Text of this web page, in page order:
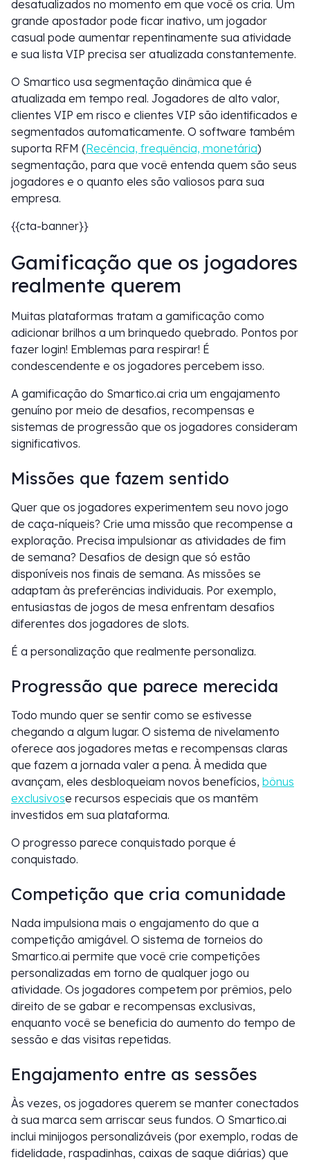
desatualizados no momento em que você os cria. Um
grande apostador pode ficar inativo, um jogador
casual pode aumentar repentinamente sua atividade
e sua lista VIP precisa ser atualizada constantemente.
O Smartico usa segmentação dinâmica que é
atualizada em tempo real. Jogadores de alto valor,
clientes VIP em risco e clientes VIP são identificados e
segmentados automaticamente. O software também
suporta RFM (Recência, frequência, monetária)
segmentação, para que você entenda quem são seus
jogadores e o quanto eles são valiosos para sua
empresa.
{{cta-banner}}
Gamificação que os jogadores
realmente querem
Muitas plataformas tratam a gamificação como
adicionar brilhos a um brinquedo quebrado. Pontos por
fazer login! Emblemas para respirar! É
condescendente e os jogadores percebem isso.
A gamificação do Smartico.ai cria um engajamento
genuíno por meio de desafios, recompensas e
sistemas de progressão que os jogadores consideram
significativos.
Missões que fazem sentido
Quer que os jogadores experimentem seu novo jogo
de caça-níqueis? Crie uma missão que recompense a
exploração. Precisa impulsionar as atividades de fim
de semana? Desafios de design que só estão
disponíveis nos finais de semana. As missões se
adaptam às preferências individuais. Por exemplo,
entusiastas de jogos de mesa enfrentam desafios
diferentes dos jogadores de slots.
É a personalização que realmente personaliza.
Progressão que parece merecida
Todo mundo quer se sentir como se estivesse
chegando a algum lugar. O sistema de nivelamento
oferece aos jogadores metas e recompensas claras
que fazem a jornada valer a pena. À medida que
avançam, eles desbloqueiam novos benefícios, bônus
exclusivose recursos especiais que os mantêm
investidos em sua plataforma.
O progresso parece conquistado porque é
conquistado.
Competição que cria comunidade
Nada impulsiona mais o engajamento do que a
competição amigável. O sistema de torneios do
Smartico.ai permite que você crie competições
personalizadas em torno de qualquer jogo ou
atividade. Os jogadores competem por prêmios, pelo
direito de se gabar e recompensas exclusivas,
enquanto você se beneficia do aumento do tempo de
sessão e das visitas repetidas.
Engajamento entre as sessões
Às vezes, os jogadores querem se manter conectados
à sua marca sem arriscar seus fundos. O Smartico.ai
inclui minijogos personalizáveis (por exemplo, rodas de
fidelidade, raspadinhas, caixas de saque diárias) que